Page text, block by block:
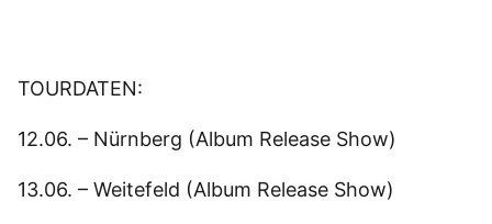
TOURDATEN:
12.06. – Nürnberg (Album Release Show)
13.06. – Weitefeld (Album Release Show)